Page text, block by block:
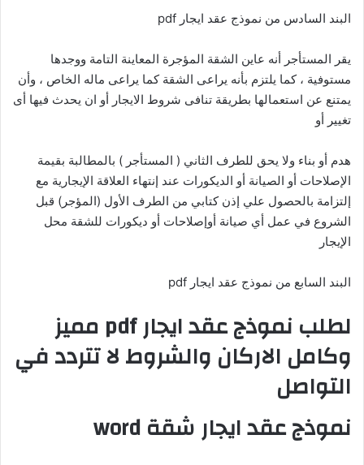
البند السادس من نموذج عقد ايجار pdf
يقر المستأجر أنه عاين الشقة المؤجرة المعاينة التامة ووجدها
مستوفية ، كما يلتزم بأنه يراعى الشقة كما يراعى ماله الخاص ، وأن
يمتنع عن استعمالها بطريقة تنافى شروط الايجار أو ان يحدث فيها أى
تغيير أو
هدم أو بناء ولا يحق للطرف الثاني ( المستأجر ) بالمطالبة بقيمة
الإصلاحات أو الصيانة أو الديكورات عند إنتهاء العلاقة الإيجارية مع
إلتزامة بالحصول علي إذن كتابي من الطرف الأول (المؤجر) قبل
الشروع في عمل أي صيانة أوإصلاحات أو ديكورات للشقة محل
الإيجار
البند السابع من نموذج عقد ايجار pdf
لطلب نموذج عقد ايجار pdf مميز
وكامل الاركان والشروط لا تتردد في
التواصل
نموذج عقد ايجار شقة word